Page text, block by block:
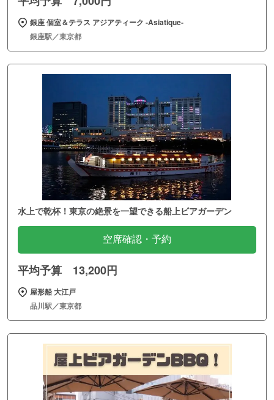
銀座 個室＆テラス アジアティーク ‐Asiatique‐
銀座駅／東京都
水上で乾杯！東京の絶景を一望できる船上ビアガーデン
空席確認・予約
平均予算 13,200円
屋形船 大江戸
品川駅／東京都